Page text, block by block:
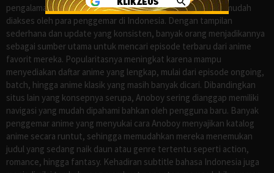
pengalaman menonton anime sub Indo secara praktis dan mudah
diakses oleh para penggemar di Indonesia. Dengan tampilan
sederhana dan update yang konsisten, banyak orang menjadikannya
sebagai sumber utama untuk mencari episode terbaru dari anime
favorit mereka. Popularitasnya meningkat karena mampu
menyediakan daftar anime yang lengkap, mulai dari episode ongoing,
batch, hingga anime klasik yang masih banyak dicari. Dibandingkan
situs lain yang konsepnya serupa, Anoboy sering dianggap memiliki
navigasi yang mudah dipahami bahkan oleh pengguna baru. Banyak
penggemar anime yang menyukai cara Anoboy menyajikan katalog
anime secara runtut, sehingga memudahkan mereka menemukan
judul yang sedang naik daun atau genre tertentu seperti action,
romance, hingga fantasy. Kehadiran subtitle bahasa Indonesia juga